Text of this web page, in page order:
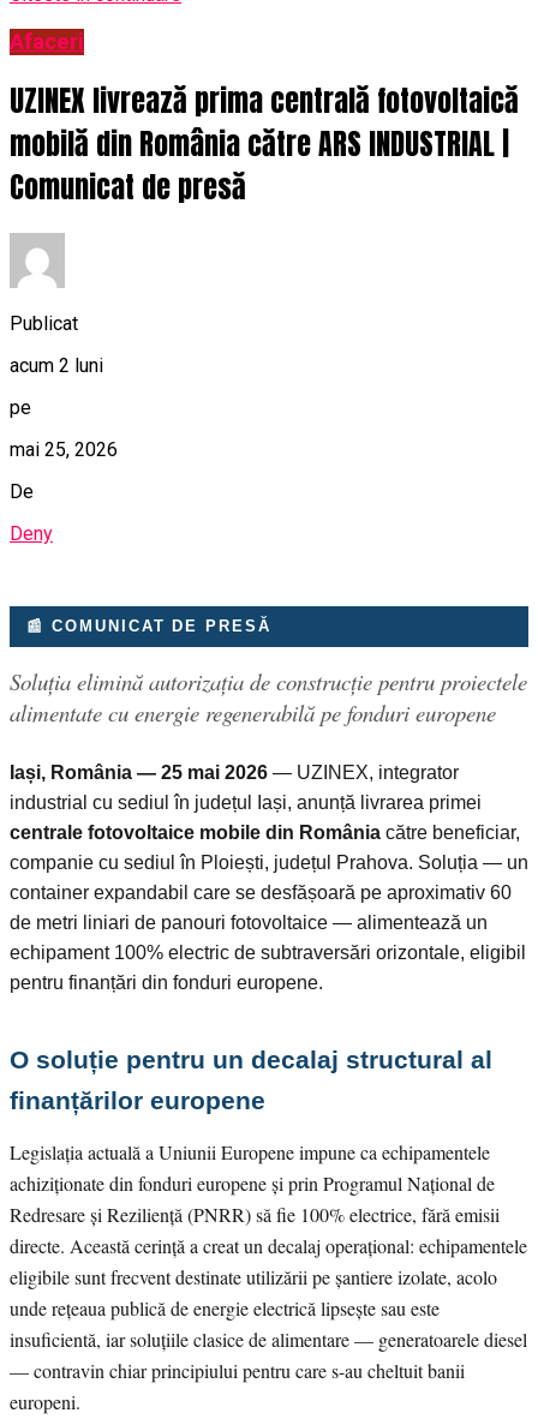
Afaceri
UZINEX livrează prima centrală fotovoltaică
mobilă din România către ARS INDUSTRIAL |
Comunicat de presă
Publicat
acum 2 luni
pe
mai 25, 2026
De
Deny
📰 COMUNICAT DE PRESĂ
Soluția elimină autorizația de construcție pentru proiectele
alimentate cu energie regenerabilă pe fonduri europene
Iași, România — 25 mai 2026 — UZINEX, integrator
industrial cu sediul în județul Iași, anunță livrarea primei
centrale fotovoltaice mobile din România către beneficiar,
companie cu sediul în Ploiești, județul Prahova. Soluția — un
container expandabil care se desfășoară pe aproximativ 60
de metri liniari de panouri fotovoltaice — alimentează un
echipament 100% electric de subtraversări orizontale, eligibil
pentru finanțări din fonduri europene.
O soluție pentru un decalaj structural al
finanțărilor europene
Legislația actuală a Uniunii Europene impune ca echipamentele
achiziționate din fonduri europene și prin Programul Național de
Redresare și Reziliență (PNRR) să fie 100% electrice, fără emisii
directe. Această cerință a creat un decalaj operațional: echipamentele
eligibile sunt frecvent destinate utilizării pe șantiere izolate, acolo
unde rețeaua publică de energie electrică lipsește sau este
insuficientă, iar soluțiile clasice de alimentare — generatoarele diesel
— contravin chiar principiului pentru care s-au cheltuit banii
europeni.